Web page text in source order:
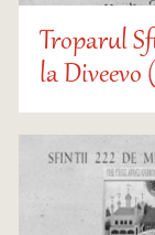
Troparul
la Diveevo